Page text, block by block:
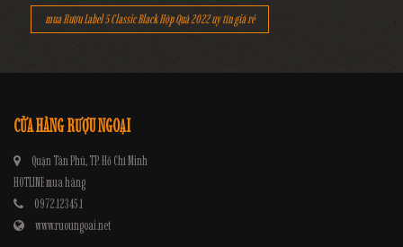
mua Rượu Label 5 Classic Black Hộp Quà 2022 uy tín giá rẻ
CỬA HÀNG RƯỢU NGOẠI
Quận Tân Phú, TP. Hồ Chí Minh
HOTLINE mua hàng
0972.12345.1
www.ruoungoai.net